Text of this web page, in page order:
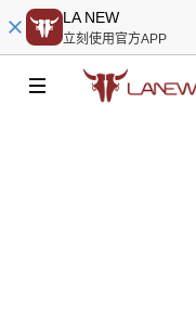
LA NEW
立刻使用官方APP